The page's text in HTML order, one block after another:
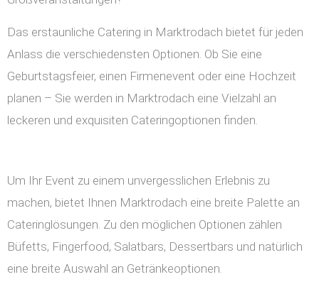
Das erstaunliche Catering in Marktrodach bietet für jeden
Anlass die verschiedensten Optionen. Ob Sie eine
Geburtstagsfeier, einen Firmenevent oder eine Hochzeit
planen – Sie werden in Marktrodach eine Vielzahl an
leckeren und exquisiten Cateringoptionen finden.
Um Ihr Event zu einem unvergesslichen Erlebnis zu
machen, bietet Ihnen Marktrodach eine breite Palette an
Cateringlösungen. Zu den möglichen Optionen zählen
Büfetts, Fingerfood, Salatbars, Dessertbars und natürlich
eine breite Auswahl an Getränkeoptionen.